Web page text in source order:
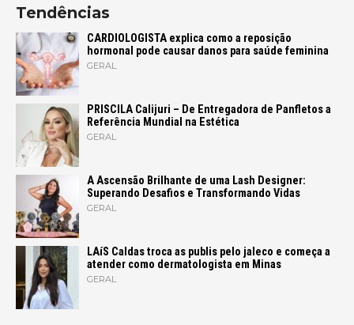
Tendências
CARDIOLOGISTA explica como a reposição
hormonal pode causar danos para saúde feminina
GERAL
PRISCILA Calijuri – De Entregadora de Panfletos a
Referência Mundial na Estética
GERAL
A Ascensão Brilhante de uma Lash Designer:
Superando Desafios e Transformando Vidas
GERAL
LAíS Caldas troca as publis pelo jaleco e começa a
atender como dermatologista em Minas
GERAL